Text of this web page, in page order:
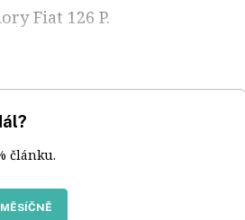
Fiat 126 P.
článku.